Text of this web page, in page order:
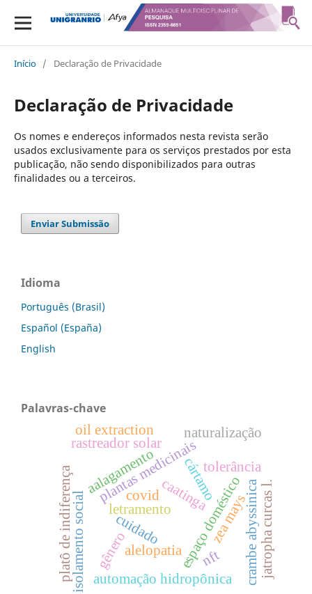
Início / Declaração de Privacidade
Declaração de Privacidade
Os nomes e endereços informados nesta revista serão
usados exclusivamente para os serviços prestados por esta
publicação, não sendo disponibilizados para outras
finalidades ou a terceiros.
Enviar Submissão
Idioma
Português (Brasil)
Español (España)
English
Palavras-chave
letramento
plantas medicinais
aalagamento cártamotolerância
cuidado espaço doméstico
isolamento social gênero
caatinga crambe abyssinica
rastreador solar
platô de indiferença
naturalização
zea mays
alelopatia
covid
automação hidropônica
nft jatropha curcas l.
oil extraction